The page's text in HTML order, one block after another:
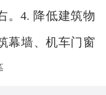
。4. 降低建筑物
幕墙、机车门窗